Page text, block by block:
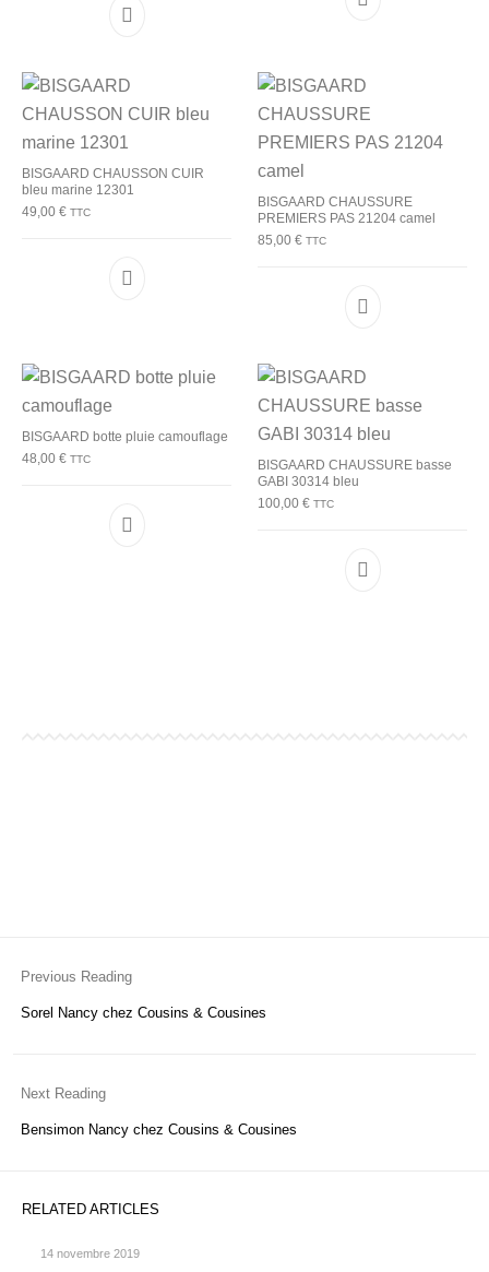
Ce produit a plusieurs variations. Les options
Ce produit a
BISGAARD CHAUSSON CUIR
bleu marine 12301
49,00 € TTC
Ce produit a plusieurs variations. Les options
BISGAARD CHAUSSURE
PREMIERS PAS 21204 camel
85,00 € TTC
Ce produit a
BISGAARD botte pluie camouflage
48,00 € TTC
Ce produit a plusieurs variations. Les options
BISGAARD CHAUSSURE basse
GABI 30314 bleu
100,00 € TTC
Ce produit a
Previous Reading
Sorel Nancy chez Cousins & Cousines
Next Reading
Bensimon Nancy chez Cousins & Cousines
RELATED ARTICLES
14 novembre 2019